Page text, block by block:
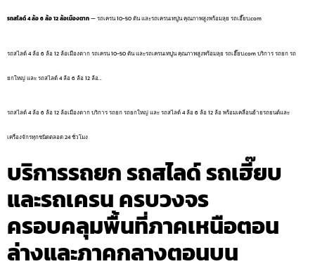
รถสไลด์ 4 ล้อ 6 ล้อ 12 ล้อเมืองตาก— รถเครน 10-50 ตัน และรถเครนเทปูน คุณภาพสูงพร้อมลุย รถเฮี๊ยบ.com
รถสไลด์ 4 ล้อ 6 ล้อ 12 ล้อเมืองตาก รถเครน 10-50 ตัน และรถเครนเทปูน คุณภาพสูงพร้อมลุย รถเฮี๊ยบ.com บริการ รถยก รถ
ยกใหญ่ และ รถสไลด์ 4 ล้อ 6 ล้อ 12 ล้อ…
รถสไลด์ 4 ล้อ 6 ล้อ 12 ล้อเมืองตาก บริการ รถยก รถยกใหญ่ และ รถสไลด์ 4 ล้อ 6 ล้อ 12 ล้อ พร้อมเคลื่อนย้ายรถยนต์และ
เครื่องจักรทุกชนิดตลอด 24 ชั่วโมง
บริการรถยก รถสไลด์ รถเฮี๊ยบ
และรถเครน ครบวงจร
ครอบคลุมพื้นที่ภาคเหนือตอน
ล่างและภาคกลางตอนบน